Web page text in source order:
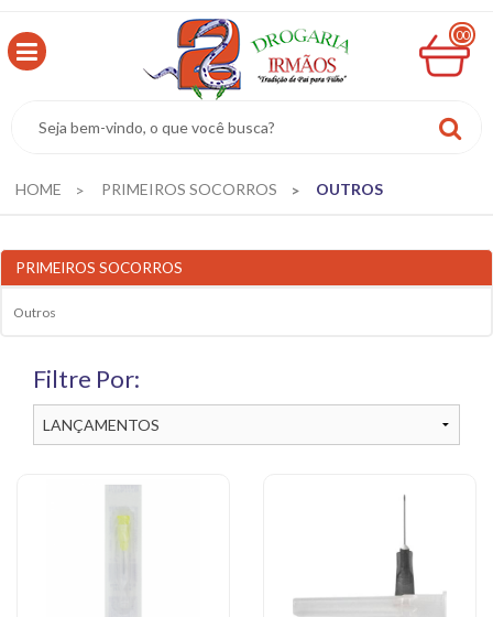
00
R$
0,00
HOME PRIMEIROS SOCORROS OUTROS
PRIMEIROS SOCORROS
Outros
Filtre Por: